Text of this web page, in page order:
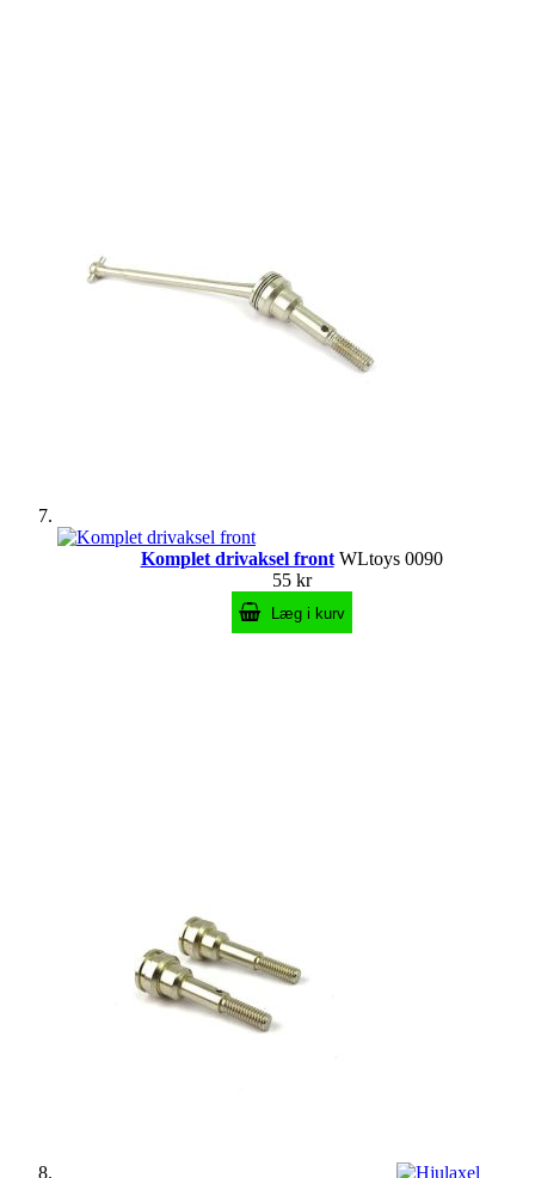
Komplet drivaksel front WLtoys 0090
55 kr
Læg i kurv